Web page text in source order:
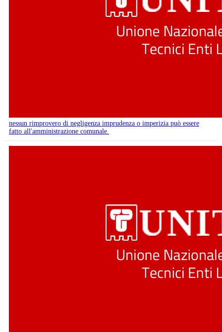
nessun rimprovero di negligenza imprudenza o imperizia può essere
fatto all'amministrazione comunale.